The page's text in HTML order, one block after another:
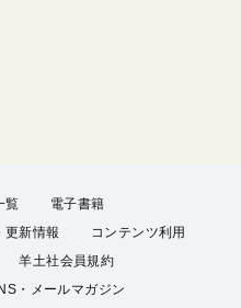
覧
電子書籍
更新情報
コンテンツ利用
羊土社会員規約
・メールマガジン